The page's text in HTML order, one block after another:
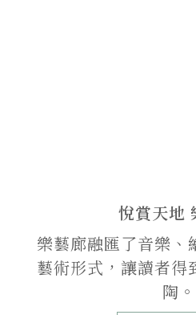
悅賞天地
樂藝廊融匯了音樂、
藝術形式，讓讀者得
陶。